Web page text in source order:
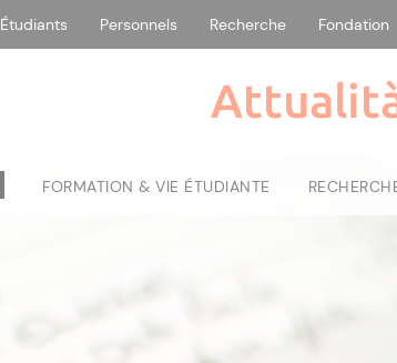
Étudiants Personnels Recherche Fondation
FORMATION & VIE ÉTUDIANTE